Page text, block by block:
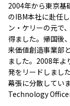
2004年から東京基
のIBM本社に赴任
ン・ケリーの元で
得ました。帰国後
来価値創造事業部
ました。2008年よ
発をリードしまし
幕張に分散してい
Technology